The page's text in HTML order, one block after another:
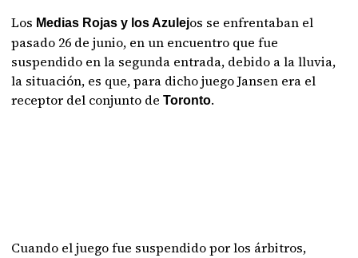
Los Medias Rojas y los Azulejos se enfrentaban el
pasado 26 de junio, en un encuentro que fue
suspendido en la segunda entrada, debido a la lluvia,
la situación, es que, para dicho juego Jansen era el
receptor del conjunto deToronto.
Cuando el juego fue suspendido por los árbitros,